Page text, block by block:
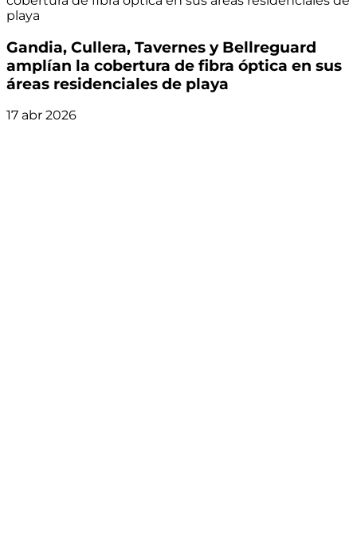
playa
Gandia, Cullera, Tavernes y Bellreguard
amplían la cobertura de fibra óptica en sus
áreas residenciales de playa
17 abr 2026